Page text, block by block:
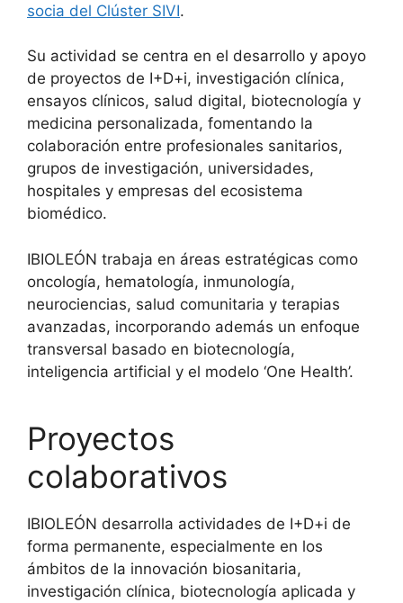
socia del Clúster SIVI.
Su actividad se centra en el desarrollo y apoyo
de proyectos de I+D+i, investigación clínica,
ensayos clínicos, salud digital, biotecnología y
medicina personalizada, fomentando la
colaboración entre profesionales sanitarios,
grupos de investigación, universidades,
hospitales y empresas del ecosistema
biomédico.
IBIOLEÓN trabaja en áreas estratégicas como
oncología, hematología, inmunología,
neurociencias, salud comunitaria y terapias
avanzadas, incorporando además un enfoque
transversal basado en biotecnología,
inteligencia artificial y el modelo ‘One Health’.
Proyectos
colaborativos
IBIOLEÓN desarrolla actividades de I+D+i de
forma permanente, especialmente en los
ámbitos de la innovación biosanitaria,
investigación clínica, biotecnología aplicada y